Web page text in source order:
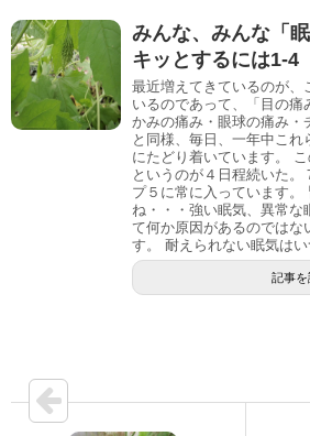
みんな、みんな「
キッとするには1-4
最近増えてきているのが、
いるのであって、「目の痛
かみの痛み・眼球の痛み・
と同様、毎日、一年中こ
にたどり着いています。
というのが４日程続いた。
プ５に常に入っています。
ね・・・強い眠気、異常な
て何か原因があるのではな
す。 耐えられない眠気はい
記事を